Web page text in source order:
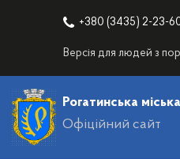
+380 (3435) 2-23-
Версія для людей з
Рогатинська
Офіційний сайт